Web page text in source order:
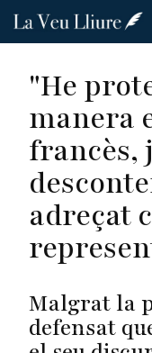
Vés
"He
manera
francès,
adreçat
Malgrat la
defensat